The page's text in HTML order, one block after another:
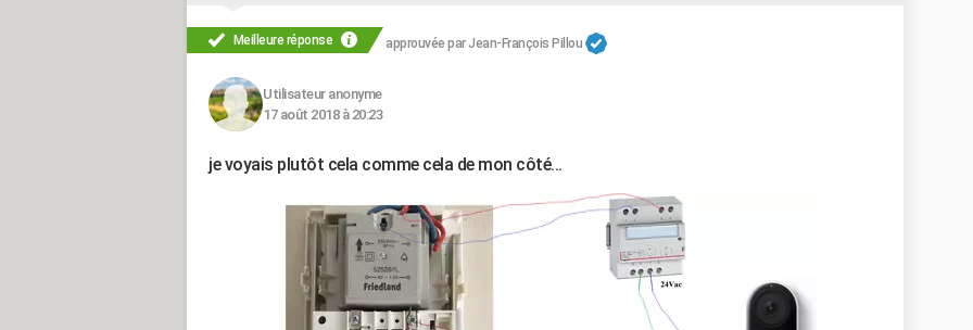
Meilleure réponse approuvée par Jean-François Pillou
Utilisateur anonyme
17 août 2018 à 20:23
je voyais plutôt cela comme cela de mon côté...